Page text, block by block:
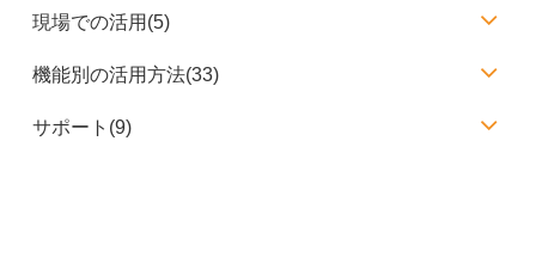
現場での活用(5)
機能別の活用方法(33)
サポート(9)